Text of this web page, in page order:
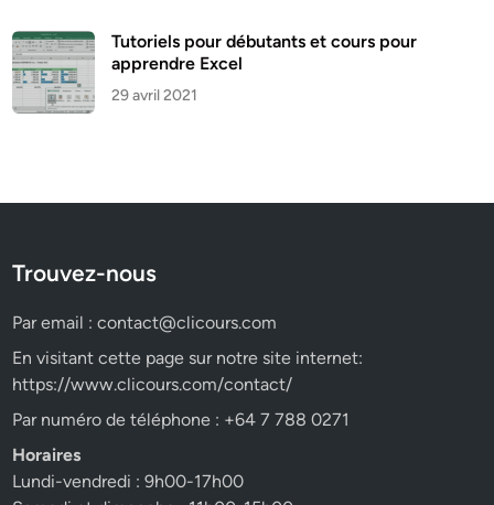
Tutoriels pour débutants et cours pour
apprendre Excel
29 avril 2021
Trouvez-nous
Par email :contact@clicours.com
En visitant cette page sur notre site internet:
https://www.clicours.com/contact/
Par numéro de téléphone : +64 7 788 0271
Horaires
Lundi-vendredi : 9h00-17h00